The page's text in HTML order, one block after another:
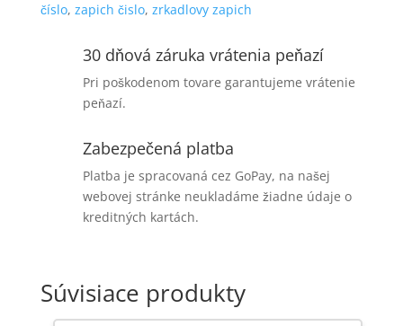
číslo, zapich čislo, zrkadlovy zapich
30 dňová záruka vrátenia peňazí
Pri poškodenom tovare garantujeme vrátenie
peňazí.
Zabezpečená platba
Platba je spracovaná cez GoPay, na našej
webovej stránke neukladáme žiadne údaje o
kreditných kartách.
Súvisiace produkty